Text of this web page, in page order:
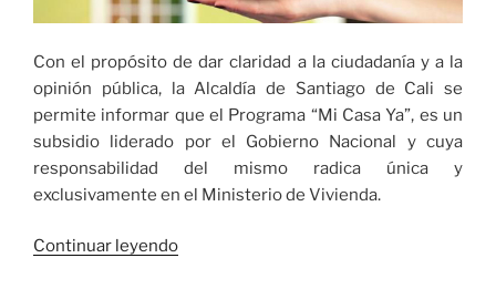
Con el propósito de dar claridad a la ciudadanía y a la
opinión pública, la Alcaldía de Santiago de Cali se
permite informar que el Programa “Mi Casa Ya”, es un
subsidio liderado por el Gobierno Nacional y cuya
responsabilidad del mismo radica única y
exclusivamente en el Ministerio de Vivienda.
Continuar leyendo«Programa